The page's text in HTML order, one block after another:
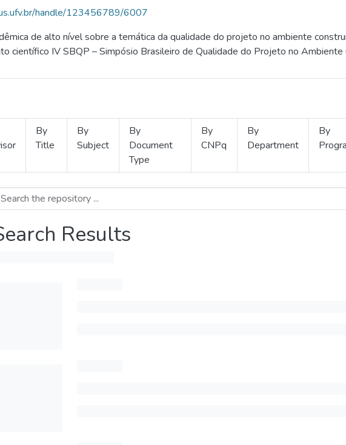
handle/123456789/6007
de alto nível sobre a temática da qualidade do projeto no ambiente
científico IV SBQP – Simpósio Brasileiro de Qualidade do Projeto no Ambiente
By
Title
By
Subject
By
Document
Type
By
CNPq
By
Department
By
Results